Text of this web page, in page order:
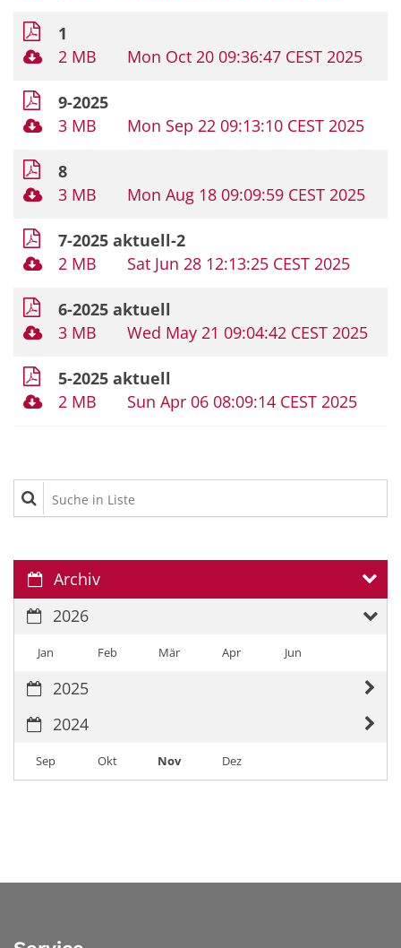
1
2 MB
Mon Oct 20 09:36:47 CEST 2025
9-2025
3 MB
Mon Sep 22 09:13:10 CEST 2025
8
3 MB
Mon Aug 18 09:09:59 CEST 2025
7-2025 aktuell-2
2 MB
Sat Jun 28 12:13:25 CEST 2025
6-2025 aktuell
3 MB
Wed May 21 09:04:42 CEST 2025
5-2025 aktuell
2 MB
Sun Apr 06 08:09:14 CEST 2025
Suche in Liste
Archiv
2026
Jan Feb Mär Apr Jun
2025
2024
Sep Okt Nov Dez